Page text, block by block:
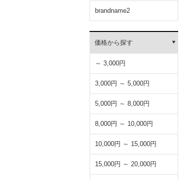
brandname2
価格から探す
～ 3,000円
3,000円 ～ 5,000円
5,000円 ～ 8,000円
8,000円 ～ 10,000円
10,000円 ～ 15,000円
15,000円 ～ 20,000円